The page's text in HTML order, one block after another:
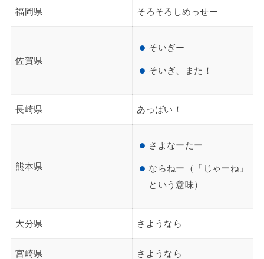
福岡県 そろそろしめっせー
佐賀県
そいぎー
そいぎ、また！
長崎県 あっばい！
熊本県
さよなーたー
ならねー（「じゃーね」
という意味）
大分県 さようなら
宮崎県 さようなら